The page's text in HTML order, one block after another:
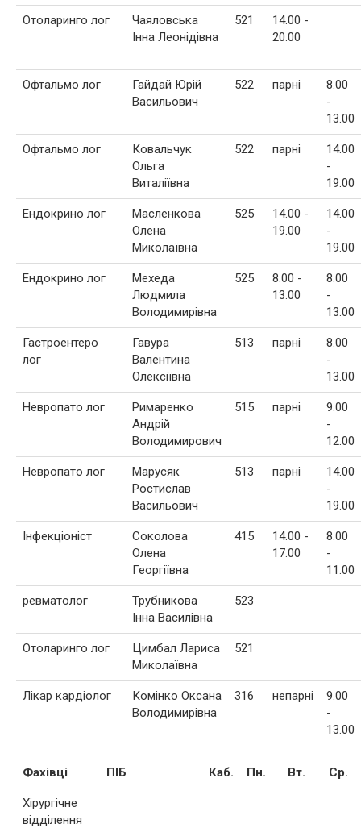
Отоларинго лог
Чаяловська
Інна Леонідівна
521
14.00 -
20.00
Офтальмо лог
Гайдай Юрій
Васильович
522 парні
8.00
-
13.00
Офтальмо лог
Ковальчук
Ольга
Виталіївна
522 парні
14.00
-
19.00
Ендокрино лог
Масленкова
Олена
Миколаївна
525
14.00 -
19.00
14.00
-
19.00
Ендокрино лог
Мехеда
Людмила
Володимирівна
525
8.00 -
13.00
8.00
-
13.00
Гастроентеро
лог
Гавура
Валентина
Олексіївна
513 парні
8.00
-
13.00
Невропато лог
Римаренко
Андрій
Володимирович
515 парні
9.00
-
12.00
Невропато лог
Марусяк
Ростислав
Васильович
513 парні
14.00
-
19.00
Інфекціоніст
Соколова
Олена
Георгіївна
415
14.00 -
17.00
8.00
-
11.00
ревматолог
Трубникова
Інна Василівна
523
Отоларинго лог
Цимбал Лариса
Миколаївна
521
Лікар кардіолог
Комінко Оксана
Володимирівна
316 непарні
9.00
-
13.00
Фахівці ПІБ Каб. Пн. Вт. Ср.
Хірургічне
відділення